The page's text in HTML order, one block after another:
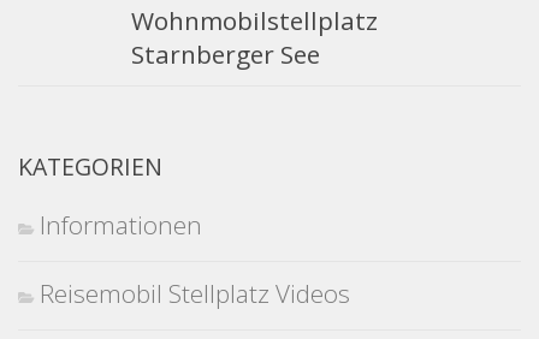
Wohnmobilstellplatz
Starnberger See
KATEGORIEN
Informationen
Reisemobil Stellplatz Videos